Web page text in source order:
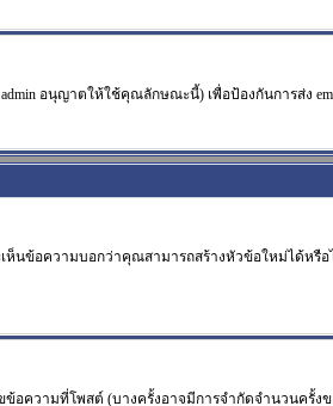
อนุญาตให้ใช้คุณลักษณะนี้) เพื่อป้องกันการส่ง
ข้อความบอกว่าคุณสามารถสร้างหัวข้อใหม่ได้หรือ
อความที่โพสต์ (บางครั้งอาจมีการจำกัดจำนวนครั้ง